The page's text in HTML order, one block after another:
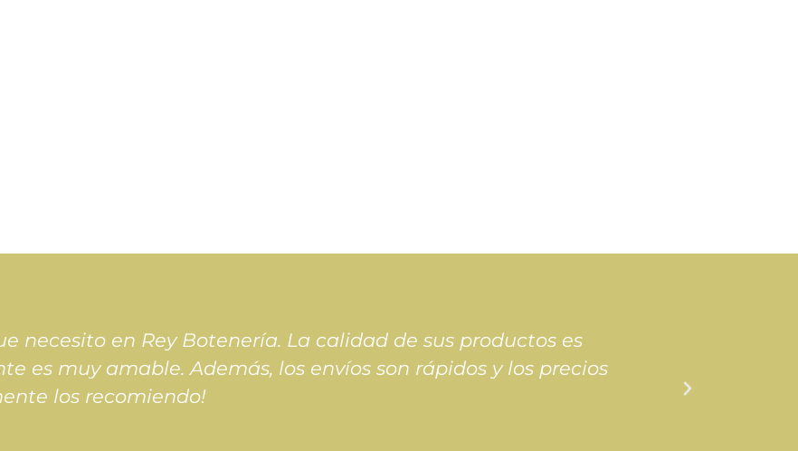
necesito en Rey Botenería. La calidad de sus productos es
es muy amable. Además, los envíos son rápidos y los precios
los recomiendo!